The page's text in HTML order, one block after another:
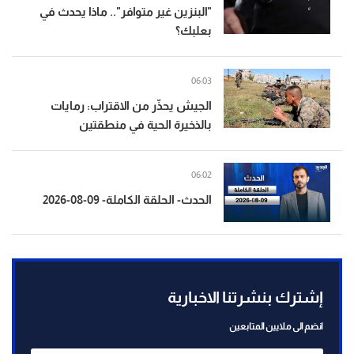
"البنزين غير متوافر".. ماذا يحدث في
بعلبك؟
الجيش يحذّر من الاقتراب: رمايات
بالذخيرة الحية في منطقتين
06:03
الحدث- الحلقة الكاملة- 09-08-2026
06:02
إشترك بنشرتنا الاخبارية
انضم الى ملايين المتابعين